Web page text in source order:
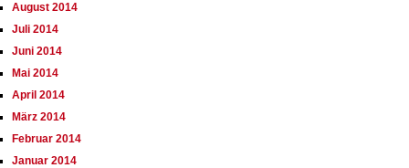
August 2014
Juli 2014
Juni 2014
Mai 2014
April 2014
März 2014
Februar 2014
Januar 2014